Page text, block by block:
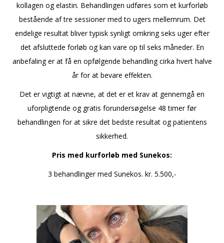
kollagen og elastin. Behandlingen udføres som et kurforløb
bestående af tre sessioner med to ugers mellemrum. Det
endelige resultat bliver typisk synligt omkring seks uger efter
det afsluttede forløb og kan vare op til seks måneder. En
anbefaling er at få en opfølgende behandling cirka hvert halve
år for at bevare effekten.
Det er vigtigt at nævne, at det er et krav at gennemgå en
uforpligtende og gratis forundersøgelse 48 timer før
behandlingen for at sikre det bedste resultat og patientens
sikkerhed.
Pris med kurforløb med Sunekos:
3 behandlinger med Sunekos. kr. 5.500,-